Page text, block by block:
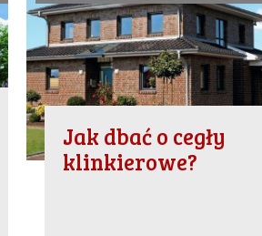
Jak dbać o cegły
klinkierowe?